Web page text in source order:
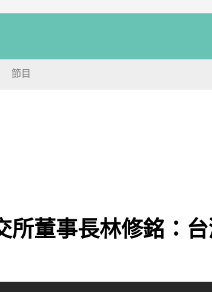
節目
所董事長林修銘：